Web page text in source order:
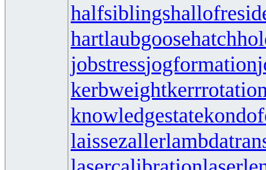
halfsiblings
hartlaubgoose
jobstressjogformation
kerbweight
knowledgestate
laissezaller